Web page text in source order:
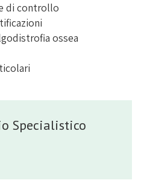
di controllo
ossea
Specialistico